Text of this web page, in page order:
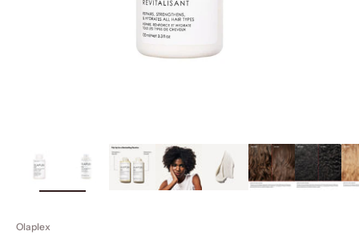
immagine
Olaplex